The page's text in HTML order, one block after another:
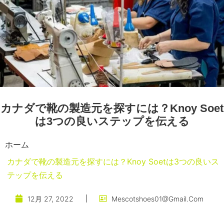
カナダで靴の製造元を探すには？Knoy Soet
は3つの良いステップを伝える
ホーム
カナダで靴の製造元を探すには？Knoy Soetは3つの良いス
テップを伝える
12月 27, 2022 Mescotshoes01@gmail.com